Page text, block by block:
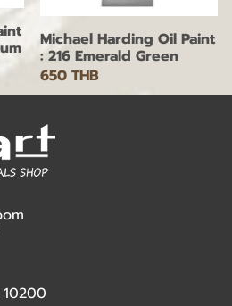
Michael Harding Oil Paint
: 216 Emerald Green
650 THB